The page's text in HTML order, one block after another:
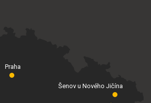
Praha
Šenov u Nového Jičína